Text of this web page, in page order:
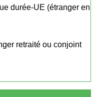
durée-UE (étranger en
retraité ou conjoint